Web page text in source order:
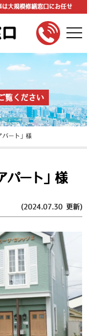
大規模修繕窓口にお任せ
覧ください
ート」様
パート」様
(2024.07.30 更新)